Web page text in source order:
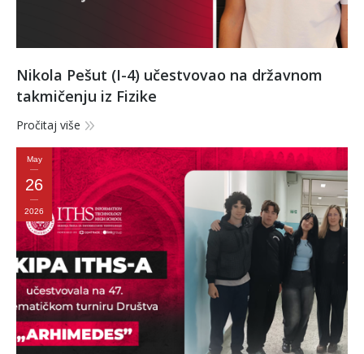
Nikola Pešut (I-4) učestvovao na državnom
takmičenju iz Fizike
Pročitaj više
May
26
2026